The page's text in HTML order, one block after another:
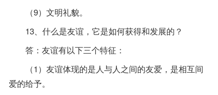
（9）文明礼貌。
13、什么是友谊，它是如何获得和发展的？
答：友谊有以下三个特征：
（1）友谊体现的是人与人之间的友爱，是相互间
爱的给予。